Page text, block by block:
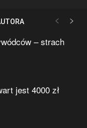
– strach
jest 4000 zł